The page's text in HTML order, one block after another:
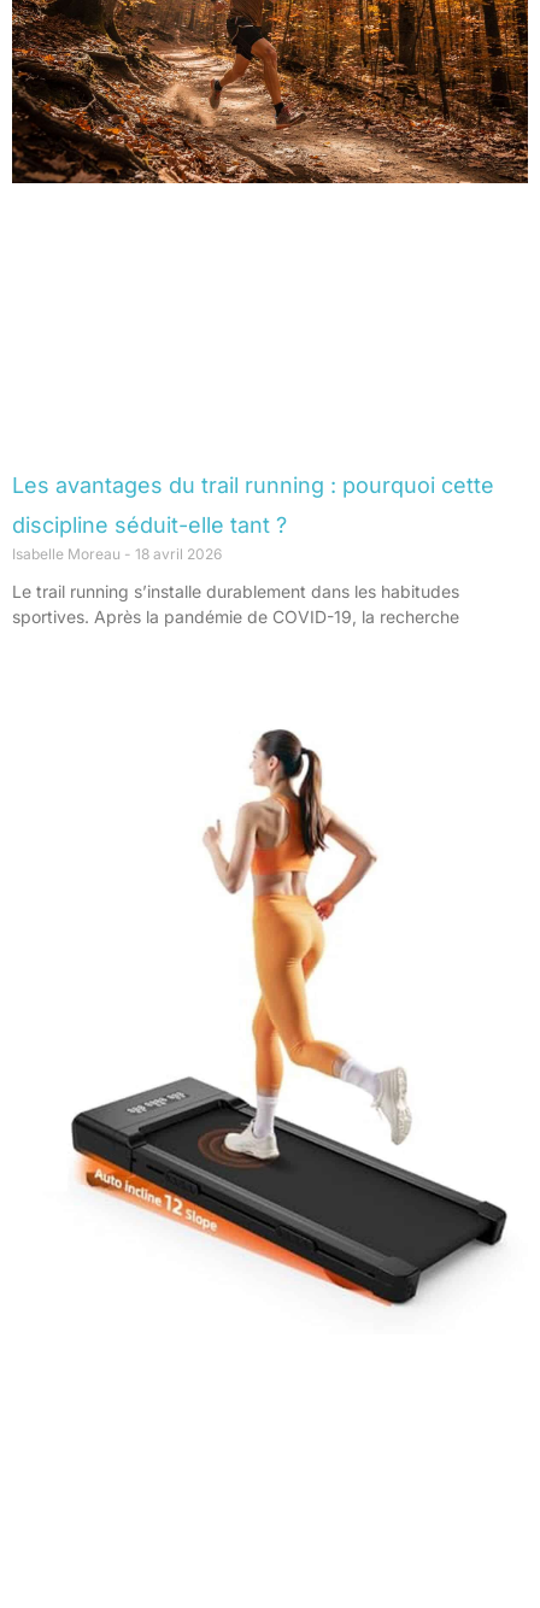
Les avantages du trail running : pourquoi cette
discipline séduit-elle tant ?
Isabelle Moreau 18 avril 2026
Le trail running s’installe durablement dans les habitudes
sportives. Après la pandémie de COVID-19, la recherche